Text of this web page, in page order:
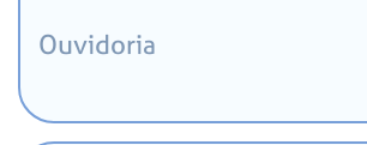
Ouvidoria